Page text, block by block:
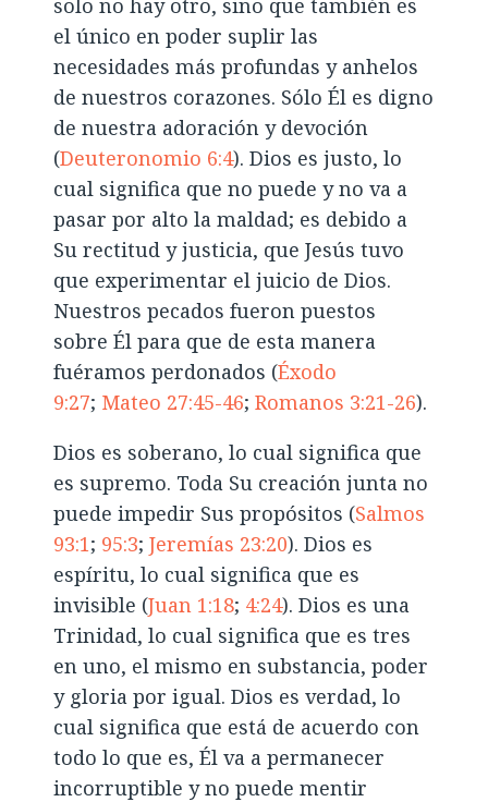
solo no hay otro, sino que también es
el único en poder suplir las
necesidades más profundas y anhelos
de nuestros corazones. Sólo Él es digno
de nuestra adoración y devoción
(Deuteronomio 6:4). Dios es justo, lo
cual significa que no puede y no va a
pasar por alto la maldad; es debido a
Su rectitud y justicia, que Jesús tuvo
que experimentar el juicio de Dios.
Nuestros pecados fueron puestos
sobre Él para que de esta manera
fuéramos perdonados (Éxodo
9:27; Mateo 27:45-46;Romanos 3:21-26).
Dios es soberano, lo cual significa que
es supremo. Toda Su creación junta no
puede impedir Sus propósitos (Salmos
93:1; 95:3;Jeremías 23:20). Dios es
espíritu, lo cual significa que es
invisible (Juan 1:18; 4:24). Dios es una
Trinidad, lo cual significa que es tres
en uno, el mismo en substancia, poder
y gloria por igual. Dios es verdad, lo
cual significa que está de acuerdo con
todo lo que es, Él va a permanecer
incorruptible y no puede mentir